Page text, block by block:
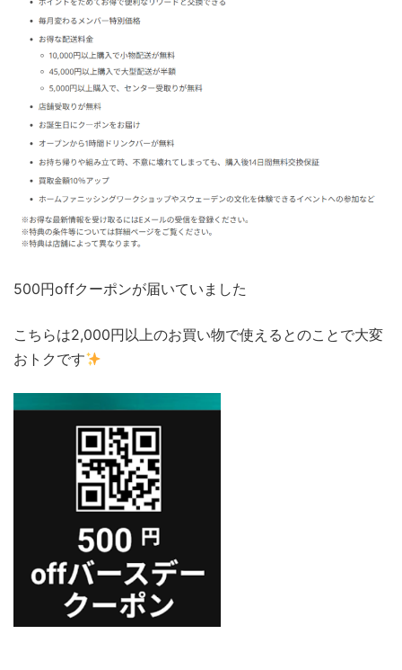
500円offクーポンが届いていました
こちらは2,000円以上のお買い物で使えるとのことで大変
おトクです